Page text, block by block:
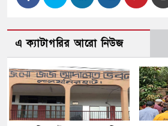
এ ক্যাটাগরির আরো নিউজ